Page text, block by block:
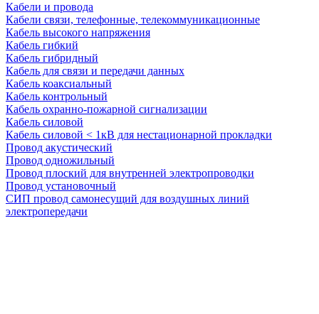
Кабели и провода
Кабели связи, телефонные, телекоммуникационные
Кабель высокого напряжения
Кабель гибкий
Кабель гибридный
Кабель для связи и передачи данных
Кабель коаксиальный
Кабель контрольный
Кабель охранно-пожарной сигнализации
Кабель силовой
Кабель силовой < 1кВ для нестационарной прокладки
Провод акустический
Провод одножильный
Провод плоский для внутренней электропроводки
Провод установочный
СИП провод самонесущий для воздушных линий
электропередачи